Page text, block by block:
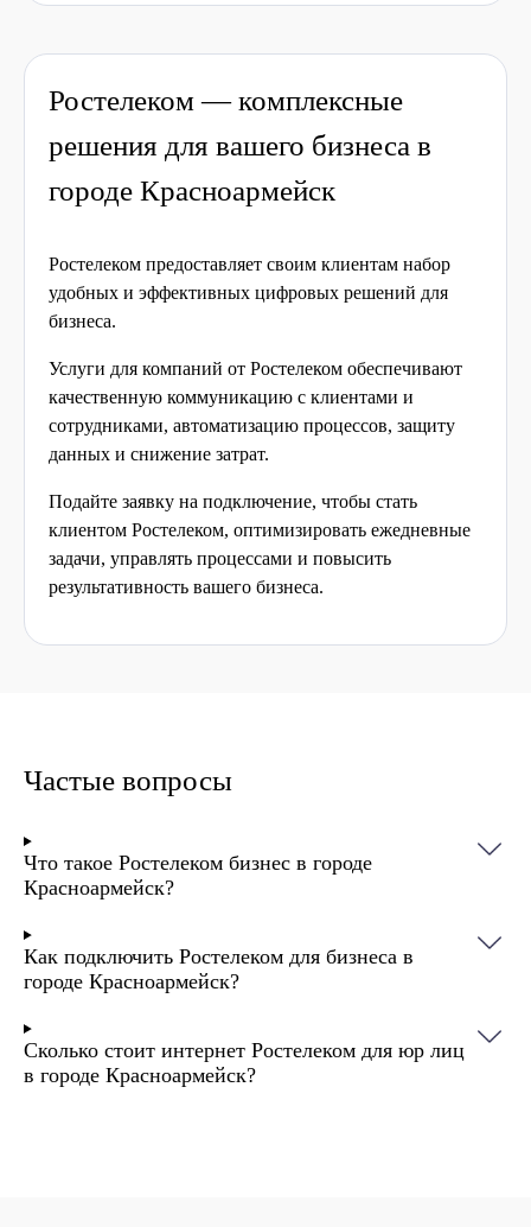
Ростелеком — комплексные
решения для вашего бизнеса в
городе Красноармейск
Ростелеком предоставляет своим клиентам набор
удобных и эффективных цифровых решений для
бизнеса.
Услуги для компаний от Ростелеком обеспечивают
качественную коммуникацию с клиентами и
сотрудниками, автоматизацию процессов, защиту
данных и снижение затрат.
Подайте заявку на подключение, чтобы стать
клиентом Ростелеком, оптимизировать ежедневные
задачи, управлять процессами и повысить
результативность вашего бизнеса.
Частые вопросы
Что такое Ростелеком бизнес в городе
Красноармейск?
Как подключить Ростелеком для бизнеса в
городе Красноармейск?
Сколько стоит интернет Ростелеком для юр лиц
в городе Красноармейск?